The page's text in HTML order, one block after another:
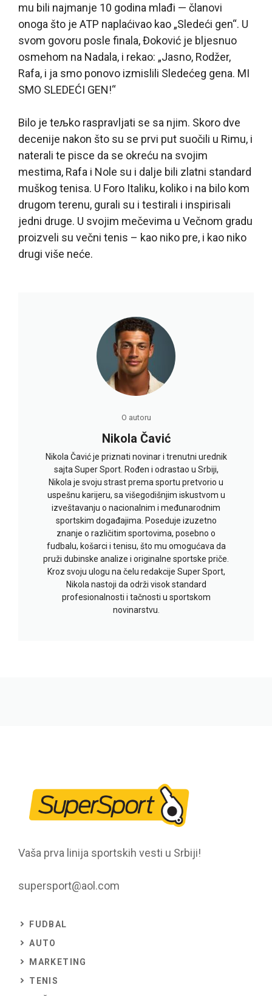
mu bili najmanje 10 godina mlađi — članovi
onoga što je ATP naplaćivao kao „Sledeći gen“. U
svom govoru posle finala, Đoković je bljesnuo
osmehom na Nadala, i rekao: „Jasno, Rodžer,
Rafa, i ja smo ponovo izmislili Sledećeg gena. MI
SMO SLEDEĆI GEN!“
Bilo je teљko raspravljati se sa njim. Skoro dve
decenije nakon što su se prvi put suočili u Rimu, i
naterali te pisce da se okreću na svojim
mestima, Rafa i Nole su i dalje bili zlatni standard
muškog tenisa. U Foro Italiku, koliko i na bilo kom
drugom terenu, gurali su i testirali i inspirisali
jedni druge. U svojim mečevima u Večnom gradu
proizveli su večni tenis – kao niko pre, i kao niko
drugi više neće.
O autoru
Nikola Čavić
Nikola Čavić je priznati novinar i trenutni urednik
sajta Super Sport. Rođen i odrastao u Srbiji,
Nikola je svoju strast prema sportu pretvorio u
uspešnu karijeru, sa višegodišnjim iskustvom u
izveštavanju o nacionalnim i međunarodnim
sportskim događajima. Poseduje izuzetno
znanje o različitim sportovima, posebno o
fudbalu, košarci i tenisu, što mu omogućava da
pruži dubinske analize i originalne sportske priče.
Kroz svoju ulogu na čelu redakcije Super Sport,
Nikola nastoji da održi visok standard
profesionalnosti i tačnosti u sportskom
novinarstvu.
Vaša prva linija sportskih vesti u Srbiji!
supersport@aol.com
FUDBAL
AUTO
MARKETING
TENIS